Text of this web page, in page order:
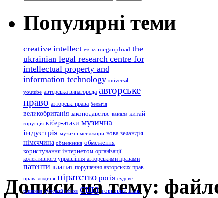
Популярні теми
creative intellect ex.ua megaupload the
ukrainian legal research centre for
intellectual property and
information technology universal
youtube авторська винагорода авторське
право авторські права бельгія
великобританія законодавство канада китай
корупція кібер-атаки музична
індустрія музичні мейджори нова зеландія
німеччина обмеження обмеження
користування інтернетом організації
колективного управління авторськими правами
патенти плагіат порушення авторських прав
права людини піратство росія судове
рішення судовий позов сша торговий знак
Дописи на тему: